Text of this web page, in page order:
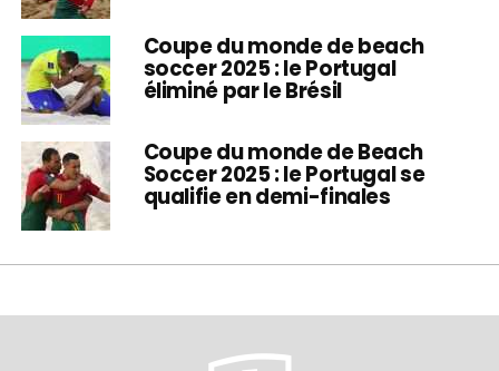
Coupe du monde de beach
soccer 2025 : le Portugal
éliminé par le Brésil
Coupe du monde de Beach
Soccer 2025 : le Portugal se
qualifie en demi-finales